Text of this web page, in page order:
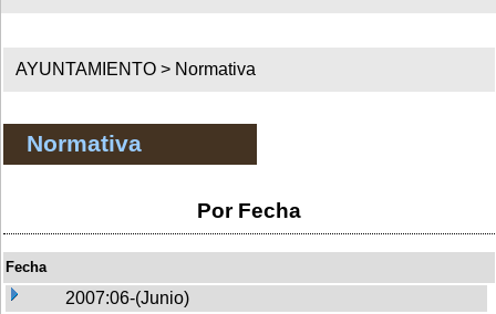
AYUNTAMIENTO > Normativa
Normativa
Por Fecha
Fecha
2007:06-(Junio)